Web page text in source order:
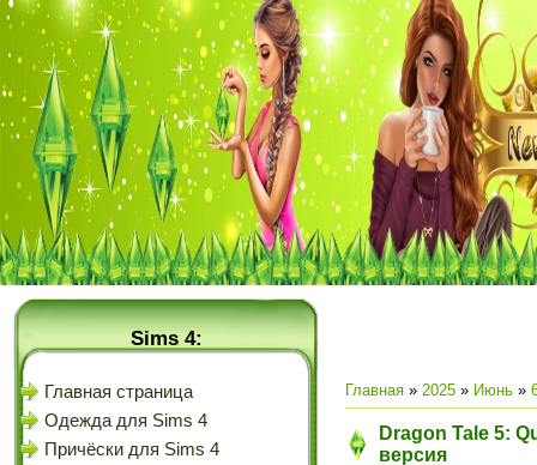
Sims 4:
Главная страница
Одежда для Sims 4
Причёски для Sims 4
Главная » 2025 » Июнь »
Dragon Tale 5:
версия